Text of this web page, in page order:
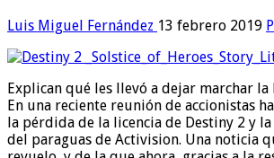
Luis Miguel Fernández 13 febrero 2019
Explican qué les llevó a dejar marchar la
En una reciente reunión de accionistas
la pérdida de la licencia de Destiny 2 y
del paraguas de Activision. Una noticia